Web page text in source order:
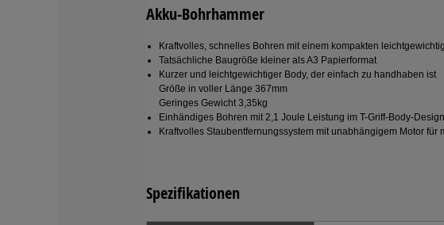
Akku-Bohrhammer
Kraftvolles, schnelles Bohren mit einem kompakten
Tatsächliche Baugröße kleiner als A3 Papierformat
Kurzer und leichtgewichtiger Body, der einfach zu handhaben ist
Größe in voller Länge 367mm
Geringes Gewicht 3,35kg
Einhändiges Bohren mit 2,1 Joule Leistung im T-Griff-Body-Design
Kraftvolles Staubentfernungssystem mit unabhängigem Motor für
Spezifikationen